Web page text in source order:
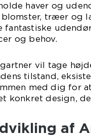
haver og
træer og
fantastiske
og behov.
vil tage
tilstand,
med dig for
konkret design,
af